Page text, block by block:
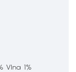
Vlna 1%